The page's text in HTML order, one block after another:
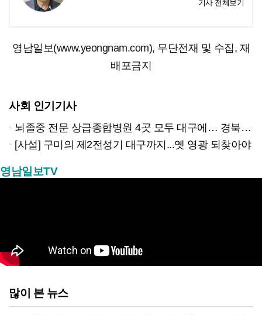
기사 전체보기
영남일보(www.yeongnam.com), 무단전재 및 수집, 재
배포금지
사회 인기기사
뇌졸중 전문 상급종합병원 4곳 모두 대구에… 경북은 골든타임 사각지대
[사설] 구미의 제2전성기 대구까지...옛 영광 되찾아야
영남일보TV
많이 본 뉴스